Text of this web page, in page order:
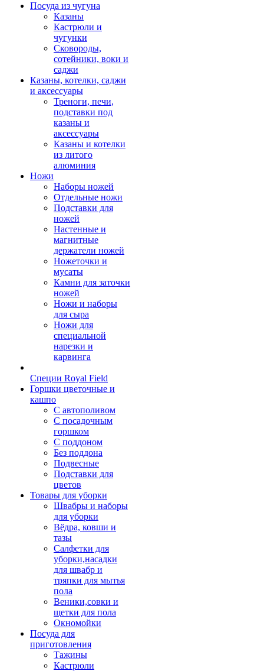
Посуда из чугуна
Казаны
Кастрюли и
чугунки
Сковороды,
сотейники, воки и
саджи
Казаны, котелки, саджи
и аксессуары
Треноги, печи,
подставки под
казаны и
аксессуары
Казаны и котелки
из литого
алюминия
Ножи
Наборы ножей
Отдельные ножи
Подставки для
ножей
Настенные и
магнитные
держатели ножей
Ножеточки и
мусаты
Камни для заточки
ножей
Ножи и наборы
для сыра
Ножи для
специальной
нарезки и
карвинга
Специи Royal Field
Горшки цветочные и
кашпо
С автополивом
С посадочным
горшком
С поддоном
Без поддона
Подвесные
Подставки для
цветов
Товары для уборки
Швабры и наборы
для уборки
Вёдра, ковши и
тазы
Салфетки для
уборки,насадки
для швабр и
тряпки для мытья
пола
Веники,совки и
щетки для пола
Окномойки
Посуда для
приготовления
Тажины
Кастрюли